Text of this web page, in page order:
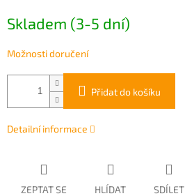
cena:
Skladem (3-5 dní)
Možnosti doručení
Přidat do košíku
Detailní informace
ZEPTAT SE HLÍDAT SDÍLET